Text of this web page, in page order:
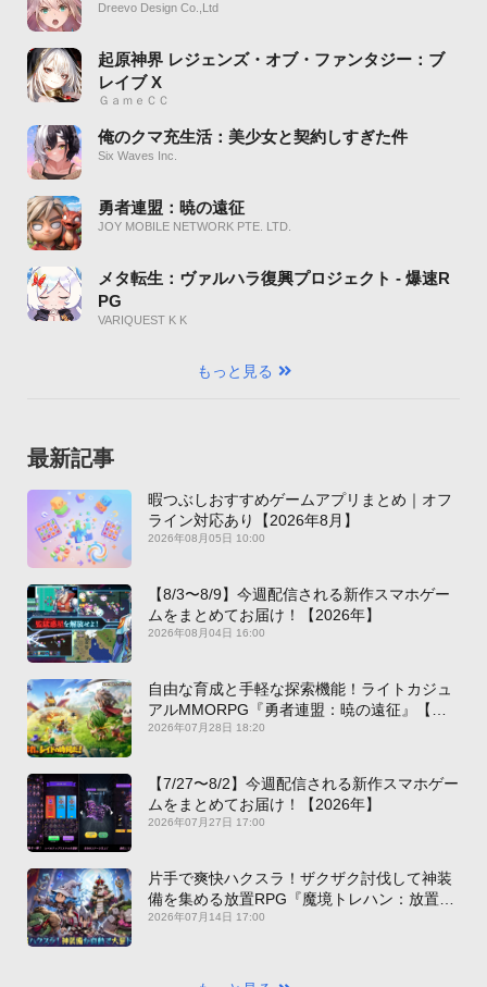
Dreevo Design Co.,Ltd
起原神界 レジェンズ・オブ・ファンタジー：ブ
レイブ X
ＧａｍｅＣＣ
俺のクマ充生活：美少女と契約しすぎた件
Six Waves Inc.
勇者連盟：暁の遠征
JOY MOBILE NETWORK PTE. LTD.
メタ転生：ヴァルハラ復興プロジェクト - 爆速R
PG
VARIQUEST K K
もっと見る
最新記事
暇つぶしおすすめゲームアプリまとめ｜オフ
ライン対応あり【2026年8月】
2026年08月05日 10:00
【8/3〜8/9】今週配信される新作スマホゲー
ムをまとめてお届け！【2026年】
2026年08月04日 16:00
自由な育成と手軽な探索機能！ライトカジュ
アルMMORPG『勇者連盟：暁の遠征』【最
新作PICKUP】
2026年07月28日 18:20
【7/27〜8/2】今週配信される新作スマホゲー
ムをまとめてお届け！【2026年】
2026年07月27日 17:00
片手で爽快ハクスラ！ザクザク討伐して神装
備を集める放置RPG『魔境トレハン：放置で
神装備』【最新作PICKUP】
2026年07月14日 17:00